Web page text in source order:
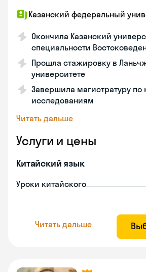
Казанский федеральный
Окончила Казанский
специальности
Прошла стажировку в
университете
Завершила магистратуру по
исследованиям
Читать дальше
Услуги и цены
Китайский язык
Уроки китайского
Читать дальше